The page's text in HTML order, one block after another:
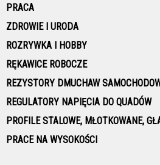
PRACA
ZDROWIE I URODA
ROZRYWKA I HOBBY
RĘKAWICE ROBOCZE
REZYSTORY DMUCHAW
REGULATORY NAPIĘCIA DO QUADÓW
PROFILE STALOWE, MŁOTKOWANE,
PRACE NA WYSOKOŚCI